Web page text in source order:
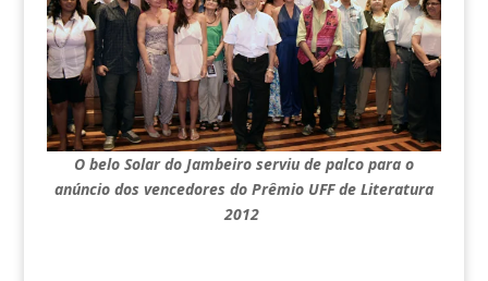
O belo Solar do Jambeiro serviu de palco para o
anúncio dos vencedores do Prêmio UFF de Literatura
2012